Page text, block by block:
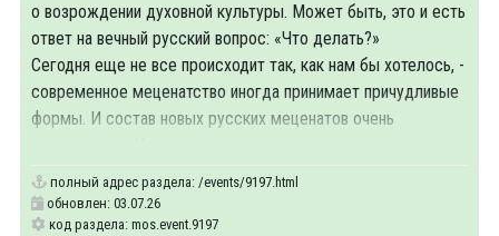
о возрождении духовной культуры. Может быть, это и есть
ответ на вечный русский вопрос: «Что делать?»
Сегодня еще не все происходит так, как нам бы хотелось, -
современное меценатство иногда принимает причудливые
формы. И состав новых русских меценатов очень
полный адрес раздела: /events/9197.html
обновлен: 03.07.26
код раздела: mos.event.9197